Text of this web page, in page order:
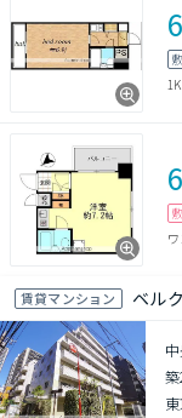
敷
1K
敷
賃貸マンション ベル